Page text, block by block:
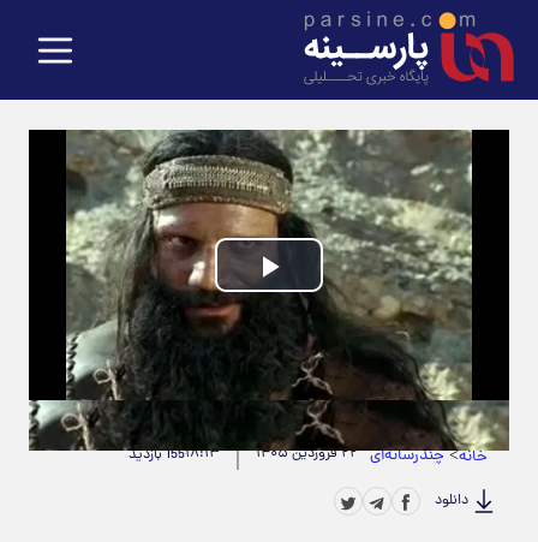
Play
Video
حجم ویدیو: 10.91M | مدت زمان ویدیو: 00:01:36
خانه>چندرسانه‌ای ۲۲ فروردین ۱۴۰۵ ۱۸:۱۳155 بازدید
دانلود